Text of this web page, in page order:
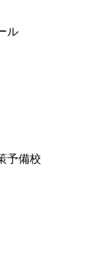
ル
予備校